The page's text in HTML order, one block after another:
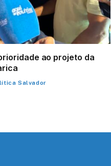
ao projeto da
Salvador